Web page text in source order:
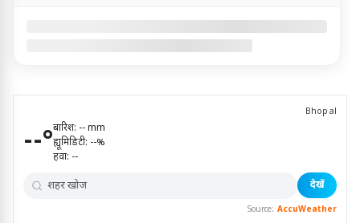
Bhopal
--°बारिश: --mm
ह्यूमिडिटी: --%
हवा: --
देखें
Source: AccuWeather